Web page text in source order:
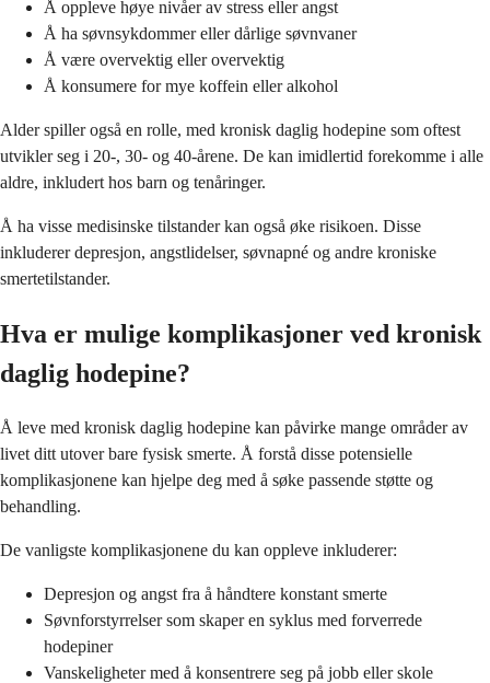
Å oppleve høye nivåer av stress eller angst
Å ha søvnsykdommer eller dårlige søvnvaner
Å være overvektig eller overvektig
Å konsumere for mye koffein eller alkohol
Alder spiller også en rolle, med kronisk daglig hodepine som oftest
utvikler seg i 20-, 30- og 40-årene. De kan imidlertid forekomme i alle
aldre, inkludert hos barn og tenåringer.
Å ha visse medisinske tilstander kan også øke risikoen. Disse
inkluderer depresjon, angstlidelser, søvnapné og andre kroniske
smertetilstander.
Hva er mulige komplikasjoner ved kronisk
daglig hodepine?
Å leve med kronisk daglig hodepine kan påvirke mange områder av
livet ditt utover bare fysisk smerte. Å forstå disse potensielle
komplikasjonene kan hjelpe deg med å søke passende støtte og
behandling.
De vanligste komplikasjonene du kan oppleve inkluderer:
Depresjon og angst fra å håndtere konstant smerte
Søvnforstyrrelser som skaper en syklus med forverrede
hodepiner
Vanskeligheter med å konsentrere seg på jobb eller skole